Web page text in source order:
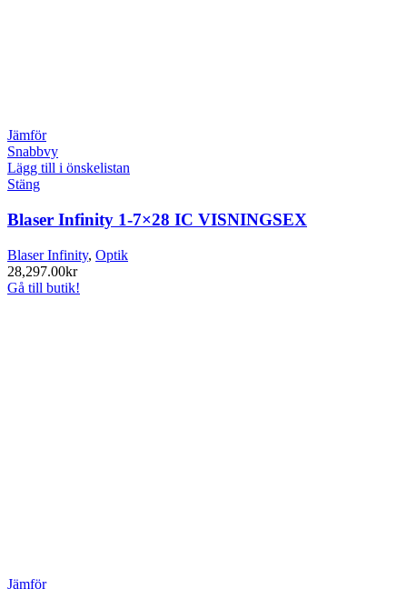
Jämför
Snabbvy
Lägg till i önskelistan
Stäng
Blaser Infinity 1-7×28 IC VISNINGSEX
Blaser Infinity, Optik
28,297.00kr
Gå till butik!
Jämför